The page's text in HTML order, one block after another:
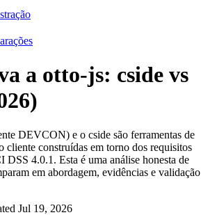
a otto-js: cside vs
DEVCON) e o cside são ferramentas de
cliente construídas em torno dos requisitos
DSS 4.0.1. Esta é uma análise honesta de
em abordagem, evidências e validação
Jul 19, 2026